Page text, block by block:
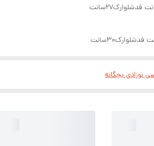
نوزادی بچگانه